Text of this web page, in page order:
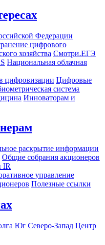
Федерации
цифрового
хозяйства Смотри.ЕГЭ
Национальная облачная
цифровизации Цифровые
система
Инноваторам и
раскрытие информации
Общие собрания акционеров
IR
управление
Полезные ссылки
Юг Северо-Запад Центр